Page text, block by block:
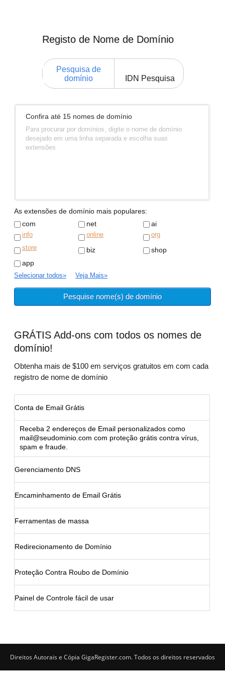
Registo de Nome de Domínio
Pesquisa de
domínio
IDN Pesquisa
Confira até 15 nomes de domínio
Para procurar por domínios, digite o nome de domínio
desejado em uma linha separada e escolha suas
extensões
As extensões de domínio mais populares:
com
net ai
info online
org
store
biz
shop
app
Selecionar todos» Veja Mais»
GRÁTIS Add-ons com todos os nomes de
domínio!
Obtenha mais de $100 em serviços gratuitos em com cada
registro de nome de domínio
Conta de Email Grátis
Receba 2 endereços de Email personalizados como
mail@seudominio.com com proteção grátis contra vírus,
spam e fraude.
Gerenciamento DNS
Encaminhamento de Email Grátis
Ferramentas de massa
Redirecionamento de Domínio
Proteção Contra Roubo de Domínio
Painel de Controle fácil de usar
Direitos Autorais e Cópia GigaRegister.com. Todos os direitos reservados